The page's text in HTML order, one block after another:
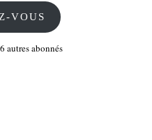
VOUS
autres abonnés